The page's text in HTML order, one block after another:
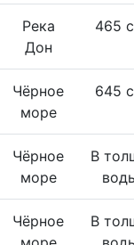
Река
Дон
465
Чёрное
море
645
Чёрное
море
В
Чёрное
В